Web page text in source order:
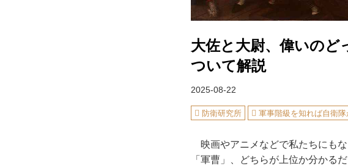
大佐と大尉、偉いのど
ついて解説
2025-08-22
防衛研究所 軍事階級を知れば自衛隊
映画やアニメなどで私たちにも
「軍曹」、どちらが上位か分かる